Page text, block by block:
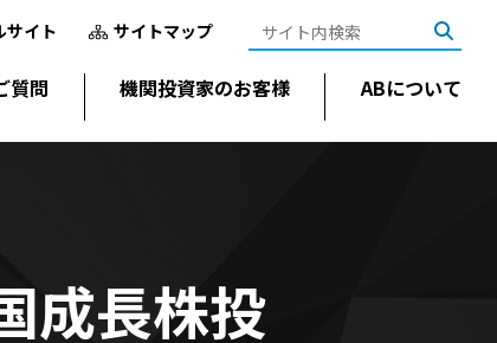
サイト サイトマップ
質問 機関投資家のお客様 ABについて
成長株投